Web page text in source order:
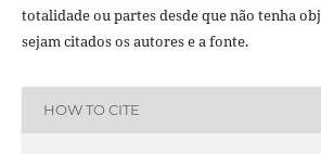
totalidade ou partes desde que não tenha
sejam citados os autores e a fonte.
HOW TO CITE